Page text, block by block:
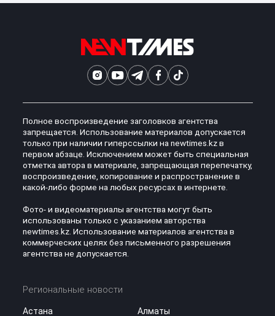
Полное воспроизведение заголовков агентства
запрещается. Использование материалов допускается
только при наличии гиперссылки на newtimes.kz в
первом абзаце. Исключением может быть специальная
отметка автора в материале, запрещающая перепечатку,
воспроизведение, копирование и распространение в
какой-либо форме на любых ресурсах в интернете.
Фото- и видеоматериалы агентства могут быть
использованы только с указанием авторства
newtimes.kz. Использование материалов агентства в
коммерческих целях без письменного разрешения
агентства не допускается.
Региональные новости
Астана
Алматы